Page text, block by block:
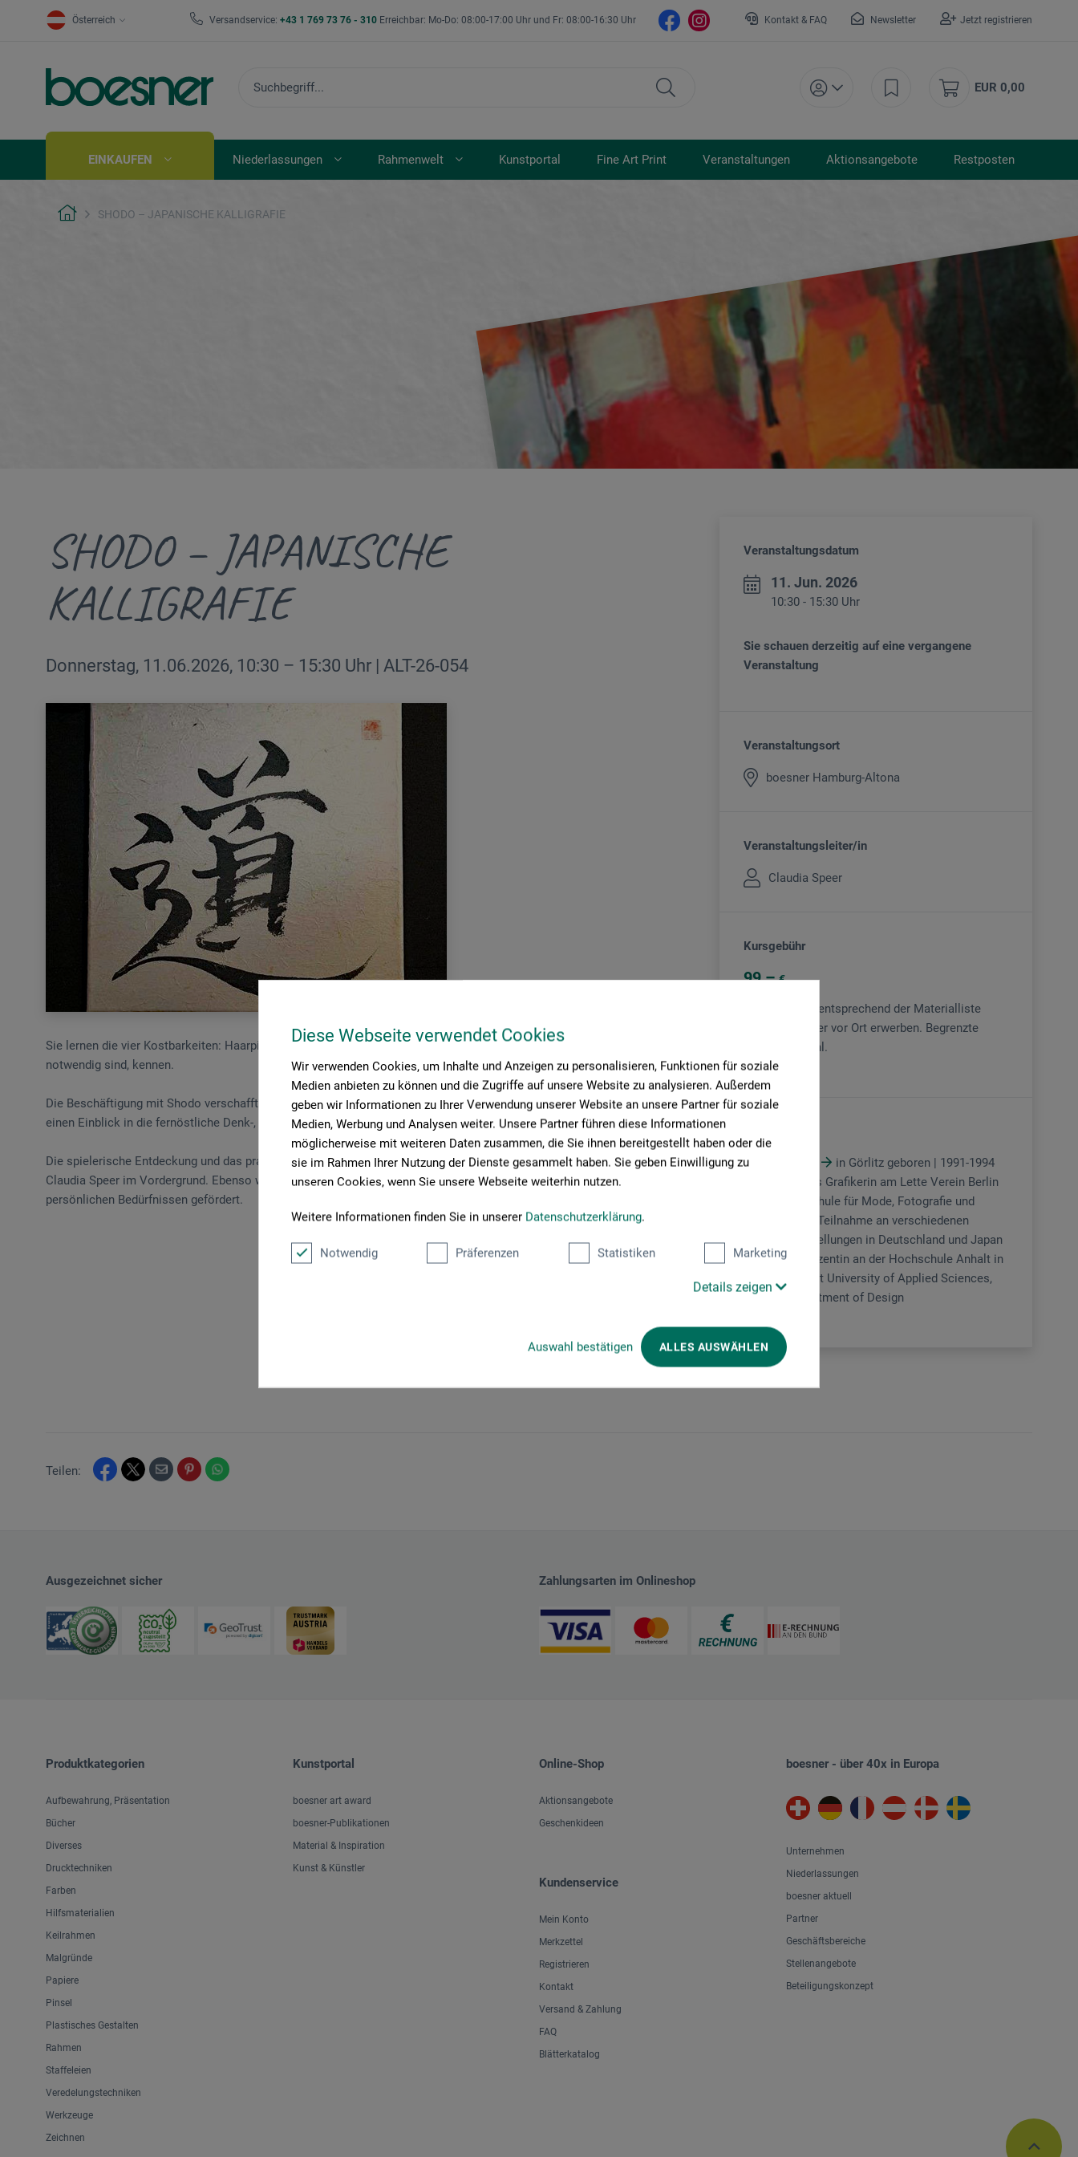
Diese Webseite verwendet Cookies
Wir verwenden Cookies, um Inhalte und Anzeigen zu personalisieren, Funktionen für soziale
Medien anbieten zu können und die Zugriffe auf unsere Website zu analysieren. Außerdem
geben wir Informationen zu Ihrer Verwendung unserer Website an unsere Partner für soziale
Medien, Werbung und Analysen weiter. Unsere Partner führen diese Informationen
möglicherweise mit weiteren Daten zusammen, die Sie ihnen bereitgestellt haben oder die
sie im Rahmen Ihrer Nutzung der Dienste gesammelt haben. Sie geben Einwilligung zu
unseren Cookies, wenn Sie unsere Webseite weiterhin nutzen.
Weitere Informationen finden Sie in unserer Datenschutzerklärung.
Notwendig Präferenzen Statistiken Marketing
Details zeigen
Auswahl bestätigen ALLES AUSWÄHLEN
Österreich Versandservice: +43 1 769 73 76 - 310 Erreichbar: Mo-Do: 08:00-17:00 Uhr und Fr: 08:00-16:30 Uhr Kontakt & FAQ Newsletter Jetzt registrieren
EUR 0,00
EINKAUFEN Niederlassungen Rahmenwelt Kunstportal Fine Art Print Veranstaltungen Aktionsangebote Restposten
SHODO – JAPANISCHE KALLIGRAFIE
SHODO – JAPANISCHE
KALLIGRAFIE
Donnerstag, 11.06.2026, 10:30 – 15:30 Uhr | ALT-26-054
Sie lernen die vier Kostbarkeiten: Haarpinsel, Reispapier, Tuscheriegel und Reibstein, die für die kalligrafische Arbeit
notwendig sind, kennen.
Die Beschäftigung mit Shodo verschafft Ihnen, über die Art und den Aufbau der Schriftzeichen und deren Kombination,
einen Einblick in die fernöstliche Denk-, Lern- und Arbeitsweise.
Die spielerische Entdeckung und das praktische Umsetzen des Neuen kombiniert mit meditativer Entspannung stehen bei
Claudia Speer im Vordergrund. Ebenso werden alle Teilnehmenden nach dem individuellen Wissensstand und den
persönlichen Bedürfnissen gefördert.
Veranstaltungsdatum
11. Jun. 2026
10:30 - 15:30 Uhr
Sie schauen derzeitig auf eine vergangene
Veranstaltung
Veranstaltungsort
boesner Hamburg-Altona
Veranstaltungsleiter/in
Claudia Speer
Kursgebühr
99 €
Material bitte entsprechend der Materialliste
mitbringen oder vor Ort erwerben. Begrenzte
Teilnehmerzahl.
Claudia Speer
in Görlitz geboren | 1991-1994
Ausbildung als Grafikerin am Lette Verein Berlin
(Berufsfachschule für Mode, Fotografie und
Grafik) | 2017 Teilnahme an verschiedenen
Gruppenausstellungen in Deutschland und Japan
| seit 2022 Dozentin an der Hochschule Anhalt in
Dessau, Anhalt University of Applied Sciences,
Dessau Department of Design
Teilen:
Ausgezeichnet sicher Zahlungsarten im Onlineshop
Produktkategorien
Aufbewahrung, Präsentation
Bücher
Diverses
Drucktechniken
Farben
Hilfsmaterialien
Keilrahmen
Malgründe
Papiere
Pinsel
Plastisches Gestalten
Rahmen
Staffeleien
Veredelungstechniken
Werkzeuge
Zeichnen
Kunstportal
boesner art award
boesner-Publikationen
Material & Inspiration
Kunst & Künstler
Online-Shop
Aktionsangebote
Geschenkideen
Kundenservice
Mein Konto
Merkzettel
Registrieren
Kontakt
Versand & Zahlung
FAQ
Blätterkatalog
boesner - über 40x in Europa
Unternehmen
Niederlassungen
boesner aktuell
Partner
Geschäftsbereiche
Stellenangebote
Beteiligungskonzept